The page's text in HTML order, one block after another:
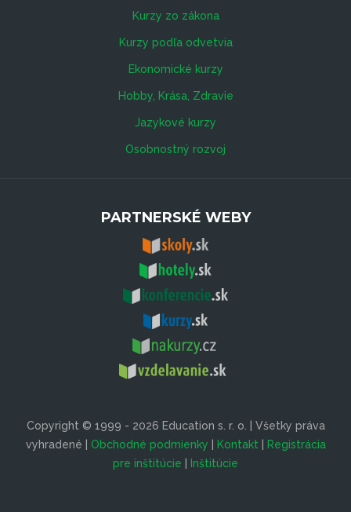
Kurzy zo zákona
Kurzy podľa odvetvia
Ekonomické kurzy
Hobby, Krása, Zdravie
Jazykové kurzy
Osobnostný rozvoj
PARTNERSKÉ WEBY
Copyright © 1999 - 2026 Education s. r. o. | Všetky práva
vyhradené | Obchodné podmienky | Kontakt | Registrácia
pre inštitúcie | Inštitúcie